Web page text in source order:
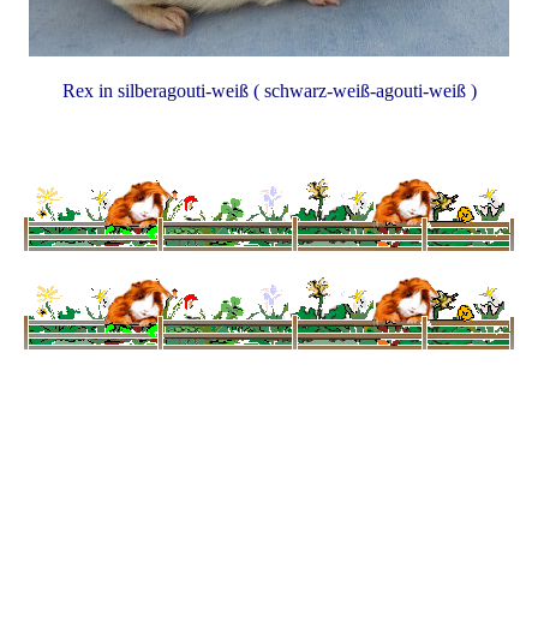
Rex in silberagouti-weiß ( schwarz-weiß-agouti-weiß )